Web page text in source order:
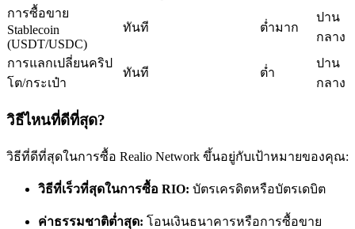
เป็นเทรดเดอร์คัดลอก
เพลิดเพลินกับการแบ่งปันผลกำไรและค่าคอมมิชชั่นการคัด
ลอกการซื้อขาย
การซื้อขาย
Stablecoin
(USDT/USDC)
ทันที ต่ำมาก
ปาน
กลาง
การแลกเปลี่ยนคริป
โต/กระเป๋า
ทันที ต่ำ
ปาน
กลาง
วิธีไหนที่ดีที่สุด?
วิธีที่ดีที่สุดในการซื้อ Realio Network ขึ้นอยู่กับเป้าหมายของคุณ:
วิธีที่เร็วที่สุดในการซื้อ RIO: บัตรเครดิตหรือบัตรเดบิต
ค่าธรรมชาติต่ำสุด: โอนเงินธนาคารหรือการซื้อขาย